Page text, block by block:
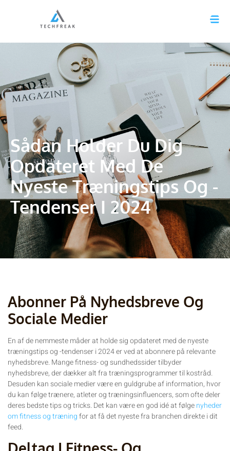
Sådan Holder Du Dig
Opdateret Med De
Nyeste Træningstips Og -
Tendenser I 2024
Abonner På Nyhedsbreve Og
Sociale Medier
En af de nemmeste måder at holde sig opdateret med de nyeste
træningstips og -tendenser i 2024 er ved at abonnere på relevante
nyhedsbreve. Mange fitness- og sundhedssider tilbyder
nyhedsbreve, der dækker alt fra træningsprogrammer til kostråd.
Desuden kan sociale medier være en guldgrube af information, hvor
du kan følge trænere, atleter og træningsinfluencers, som ofte deler
deres bedste tips og tricks. Det kan være en god idé at følgenyheder
om fitness og træningfor at få det nyeste fra branchen direkte i dit
feed.